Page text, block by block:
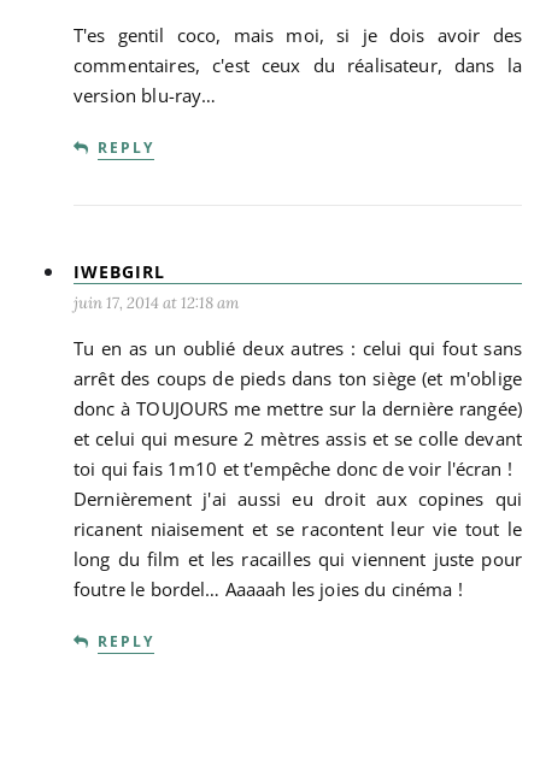
T'es gentil coco, mais moi, si je dois avoir des
commentaires, c'est ceux du réalisateur, dans la
version blu-ray…
REPLY
IWEBGIRL
juin 17, 2014 at 12:18 am
Tu en as un oublié deux autres : celui qui fout sans
arrêt des coups de pieds dans ton siège (et m'oblige
donc à TOUJOURS me mettre sur la dernière rangée)
et celui qui mesure 2 mètres assis et se colle devant
toi qui fais 1m10 et t'empêche donc de voir l'écran !
Dernièrement j'ai aussi eu droit aux copines qui
ricanent niaisement et se racontent leur vie tout le
long du film et les racailles qui viennent juste pour
foutre le bordel… Aaaaah les joies du cinéma !
REPLY